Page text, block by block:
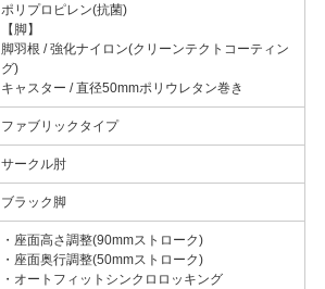
ポリプロピレン(抗菌)
【脚】
脚羽根 / 強化ナイロン(クリーンテクトコーティン
グ)
キャスター / 直径50mmポリウレタン巻き
ファブリックタイプ
サークル肘
ブラック脚
・座面高さ調整(90mmストローク)
・座面奥行調整(50mmストローク)
・オートフィットシンクロロッキング